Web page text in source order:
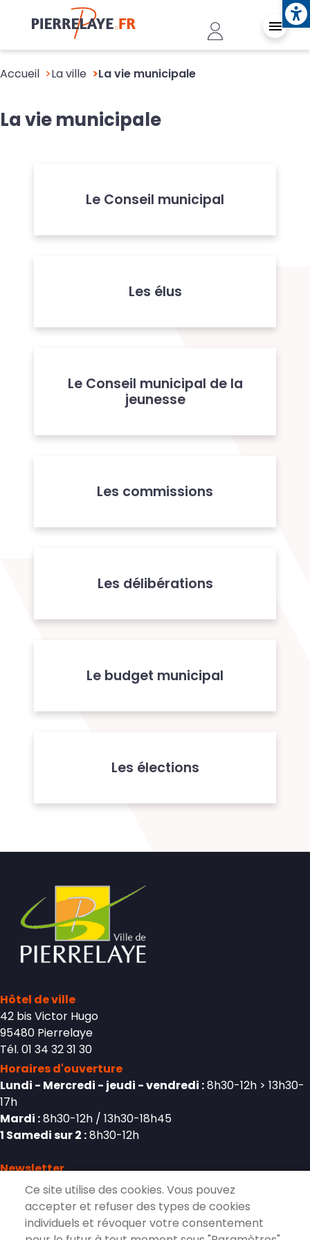
Aller au contenu principal
Header -
Accueil La ville La vie municipale
La vie municipale
Le Conseil municipal
Les élus
Le Conseil municipal de la
jeunesse
Les commissions
Les délibérations
Le budget municipal
Les élections
Hôtel de ville
42 bis Victor Hugo
95480 Pierrelaye
Tél. 01 34 32 31 30
Horaires d'ouverture
Lundi - Mercredi - jeudi - vendredi :8h30-12h > 13h30-
17h
Mardi :8h30-12h / 13h30-18h45
1 Samedi sur 2 :8h30-12h
Newsletter
S'inscrire à la lettre d'information de
Ce site utilise des cookies. Vous pouvez
accepter et refuser des types de cookies
individuels et révoquer votre consentement